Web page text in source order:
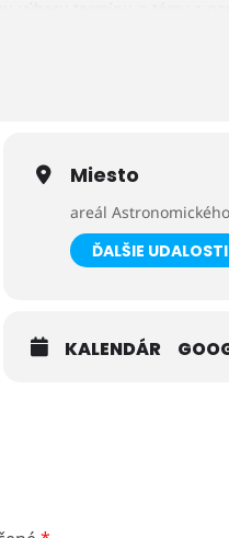
12. a 15. 11. taktiež radi
Miesto
areál
ĎALŠIE UDALOSTI
KALENDÁR